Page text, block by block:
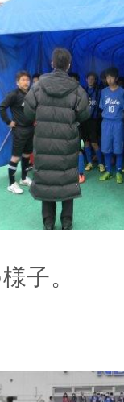
子。